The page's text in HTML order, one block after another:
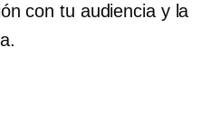
con tu audiencia y la